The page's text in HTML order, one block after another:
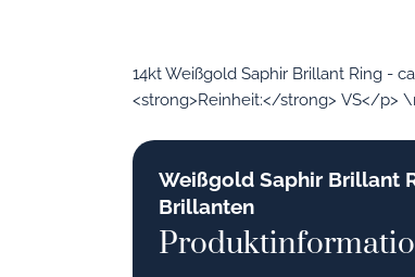
14kt Weißgold Saphir Brillant Ring -
<strong>Reinheit:</strong> VS</p>
Weißgold Saphir Brillant
Brillanten